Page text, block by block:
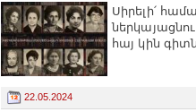
Սիրելի՛
հայ կին
22.05.2024